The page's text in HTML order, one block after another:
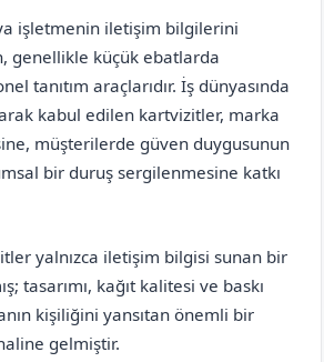
işletmenin iletişim bilgilerini
genellikle küçük ebatlarda
tanıtım araçlarıdır. İş dünyasında
kabul edilen kartvizitler, marka
müşterilerde güven duygusunun
bir duruş sergilenmesine katkı
yalnızca iletişim bilgisi sunan bir
tasarımı, kağıt kalitesi ve baskı
kişiliğini yansıtan önemli bir
gelmiştir.